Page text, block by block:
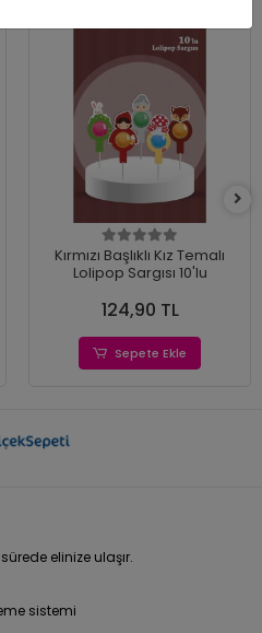
Kırmızı Başlıklı Kız Temalı
Lolipop Sargısı 10'lu
124,90 TL
Sepete Ekle
elinize ulaşır.
sistemi